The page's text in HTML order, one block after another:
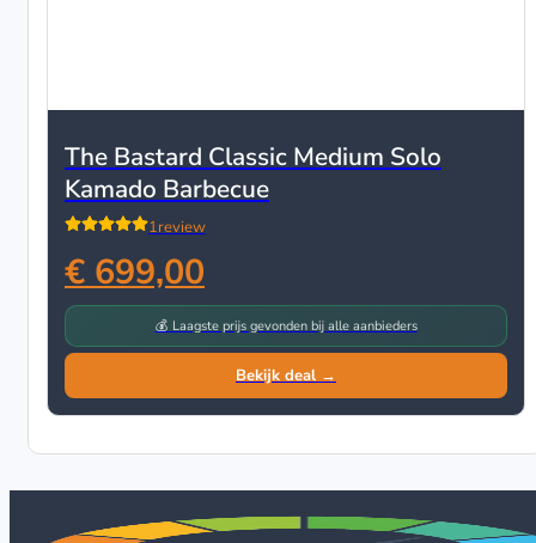
The Bastard Classic Medium Solo
Kamado Barbecue
1review
€ 699,00
💰 Laagste prijs gevonden bij alle aanbieders
Bekijk deal →